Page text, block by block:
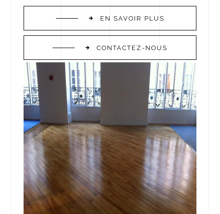
EN SAVOIR PLUS
CONTACTEZ-NOUS